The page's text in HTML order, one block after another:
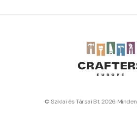
© Sziklai és Társai Bt. 2026